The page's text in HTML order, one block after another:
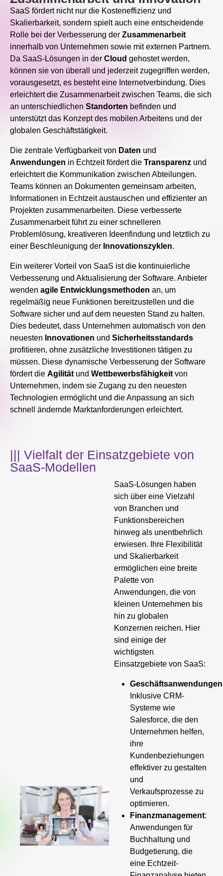
SaaS fördert nicht nur die Kosteneffizienz und
Skalierbarkeit, sondern spielt auch eine entscheidende
Rolle bei der Verbesserung der Zusammenarbeit
innerhalb von Unternehmen sowie mit externen Partnern.
Da SaaS-Lösungen in der Cloud gehostet werden,
können sie von überall und jederzeit zugegriffen werden,
vorausgesetzt, es besteht eine Internetverbindung. Dies
erleichtert die Zusammenarbeit zwischen Teams, die sich
an unterschiedlichen Standorten befinden und
unterstützt das Konzept des mobilen Arbeitens und der
globalen Geschäftstätigkeit.
Die zentrale Verfügbarkeit von Daten und
Anwendungen in Echtzeit fördert die Transparenz und
erleichtert die Kommunikation zwischen Abteilungen.
Teams können an Dokumenten gemeinsam arbeiten,
Informationen in Echtzeit austauschen und effizienter an
Projekten zusammenarbeiten. Diese verbesserte
Zusammenarbeit führt zu einer schnelleren
Problemlösung, kreativeren Ideenfindung und letztlich zu
einer Beschleunigung der Innovationszyklen.
Ein weiterer Vorteil von SaaS ist die kontinuierliche
Verbesserung und Aktualisierung der Software. Anbieter
wenden agile Entwicklungsmethoden an, um
regelmäßig neue Funktionen bereitzustellen und die
Software sicher und auf dem neuesten Stand zu halten.
Dies bedeutet, dass Unternehmen automatisch von den
neuesten Innovationen und Sicherheitsstandards
profitieren, ohne zusätzliche Investitionen tätigen zu
müssen. Diese dynamische Verbesserung der Software
fördert die Agilitätund Wettbewerbsfähigkeitvon
Unternehmen, indem sie Zugang zu den neuesten
Technologien ermöglicht und die Anpassung an sich
schnell ändernde Marktanforderungen erleichtert.
||| Vielfalt der Einsatzgebiete von
SaaS-Modellen
SaaS-Lösungen haben
sich über eine Vielzahl
von Branchen und
Funktionsbereichen
hinweg als unentbehrlich
erwiesen. Ihre Flexibilität
und Skalierbarkeit
ermöglichen eine breite
Palette von
Anwendungen, die von
kleinen Unternehmen bis
hin zu globalen
Konzernen reichen. Hier
sind einige der
wichtigsten
Einsatzgebiete von SaaS:
Geschäftsanwendungen
Inklusive CRM-
Systeme wie
Salesforce, die den
Unternehmen helfen,
ihre
Kundenbeziehungen
effektiver zu gestalten
und
Verkaufsprozesse zu
optimieren.
Finanzmanagement:
Anwendungen für
Buchhaltung und
Budgetierung, die
eine Echtzeit-